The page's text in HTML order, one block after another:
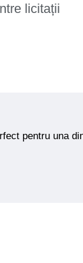
licitații
pentru una